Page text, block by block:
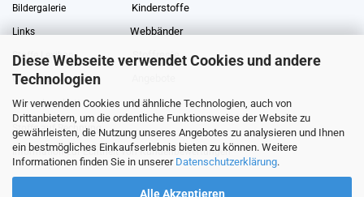
Diese Webseite verwendet Cookies und andere
Technologien
Wir verwenden Cookies und ähnliche Technologien, auch von
Drittanbietern, um die ordentliche Funktionsweise der Website zu
gewährleisten, die Nutzung unseres Angebotes zu analysieren und Ihnen
ein bestmögliches Einkaufserlebnis bieten zu können. Weitere
Informationen finden Sie in unserer Datenschutzerklärung.
Alle Akzeptieren
Bildergalerie Kinderstoffe
Links Webbänder
Stoffe Lexikon Stoffreste
Über uns
Gewerberabatt Meterware
Stoffe auf Rechnung
Information zur Echtheit von Kundenbewertungen